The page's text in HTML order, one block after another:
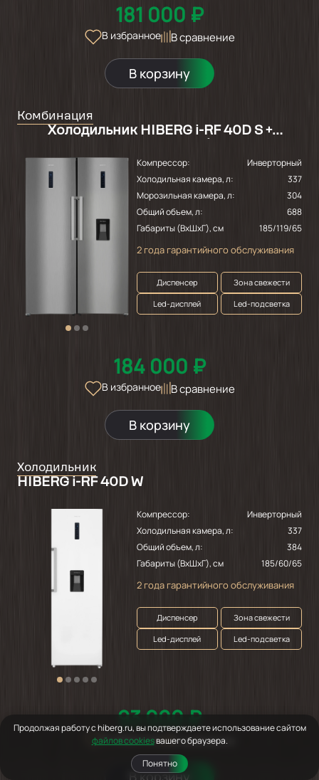
181 000 ₽
В избранное В сравнение
В корзину
Комбинация
Холодильник HIBERG i-RF 40D S +
Компрессор:
Инверторный
Холодильная камера, л:
337
Морозильная камера, л:
304
Общий объем, л:
688
Габариты (ВхШхГ), см
185/119/65
2 года гарантийного обслуживания
Диспенсер
Зона свежести
Led-дисплей
Led-подсветка
184 000 ₽
В избранное В сравнение
В корзину
Холодильник
HIBERG i-RF 40D W
Компрессор:
Инверторный
Холодильная камера, л:
337
Общий объем, л:
384
Габариты (ВхШхГ), см
185/60/65
2 года гарантийного обслуживания
Диспенсер
Зона свежести
Led-дисплей
Led-подсветка
93 000 ₽
В избранное В сравнение
В корзину
Продолжая работу с hiberg.ru, вы подтверждаете использование сайтом
файлов cookiesвашего браузера.
Понятно